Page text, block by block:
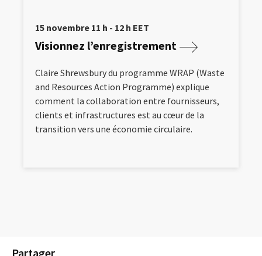
15 novembre 11 h - 12 h EET
Visionnez l’enregistrement
Claire Shrewsbury du programme WRAP (Waste
and Resources Action Programme) explique
comment la collaboration entre fournisseurs,
clients et infrastructures est au cœur de la
transition vers une économie circulaire.
Partager